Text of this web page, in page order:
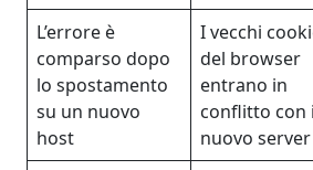
L’errore è
comparso dopo
lo spostamento
su un nuovo
host
I vecchi
del browser
entrano in
conflitto con
nuovo server